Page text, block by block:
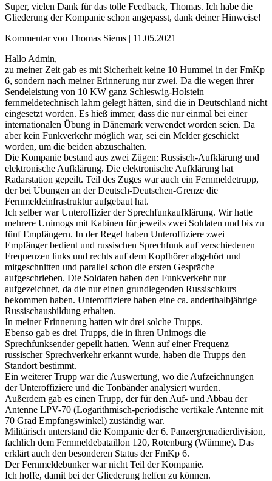
Super, vielen Dank für das tolle Feedback, Thomas. Ich habe die
Gliederung der Kompanie schon angepasst, dank deiner Hinweise!
Kommentar von Thomas Siems | 11.05.2021
Hallo Admin,
zu meiner Zeit gab es mit Sicherheit keine 10 Hummel in der FmKp
6, sondern nach meiner Erinnerung nur zwei. Da die wegen ihrer
Sendeleistung von 10 KW ganz Schleswig-Holstein
fernmeldetechnisch lahm gelegt hätten, sind die in Deutschland nicht
eingesetzt worden. Es hieß immer, dass die nur einmal bei einer
internationalen Übung in Dänemark verwendet worden seien. Da
aber kein Funkverkehr möglich war, sei ein Melder geschickt
worden, um die beiden abzuschalten.
Die Kompanie bestand aus zwei Zügen: Russisch-Aufklärung und
elektronische Aufklärung. Die elektronische Aufklärung hat
Radarstation gepeilt. Teil des Zuges war auch ein Fernmeldetrupp,
der bei Übungen an der Deutsch-Deutschen-Grenze die
Fernmeldeinfrastruktur aufgebaut hat.
Ich selber war Unteroffizier der Sprechfunkaufklärung. Wir hatte
mehrere Unimogs mit Kabinen für jeweils zwei Soldaten und bis zu
fünf Empfängern. In der Regel haben Unteroffiziere zwei
Empfänger bedient und russischen Sprechfunk auf verschiedenen
Frequenzen links und rechts auf dem Kopfhörer abgehört und
mitgeschnitten und parallel schon die ersten Gespräche
aufgeschrieben. Die Soldaten haben den Funkverkehr nur
aufgezeichnet, da die nur einen grundlegenden Russischkurs
bekommen haben. Unteroffiziere haben eine ca. anderthalbjährige
Russischausbildung erhalten.
In meiner Erinnerung hatten wir drei solche Trupps.
Ebenso gab es drei Trupps, die in ihren Unimogs die
Sprechfunksender gepeilt hatten. Wenn auf einer Frequenz
russischer Sprechverkehr erkannt wurde, haben die Trupps den
Standort bestimmt.
Ein weiterer Trupp war die Auswertung, wo die Aufzeichnungen
der Unteroffiziere und die Tonbänder analysiert wurden.
Außerdem gab es einen Trupp, der für den Auf- und Abbau der
Antenne LPV-70 (Logarithmisch-periodische vertikale Antenne mit
70 Grad Empfangswinkel) zuständig war.
Militärisch unterstand die Kompanie der 6. Panzergrenadierdivision,
fachlich dem Fernmeldebataillon 120, Rotenburg (Wümme). Das
erklärt auch den besonderen Status der FmKp 6.
Der Fernmeldebunker war nicht Teil der Kompanie.
Ich hoffe, damit bei der Gliederung helfen zu können.